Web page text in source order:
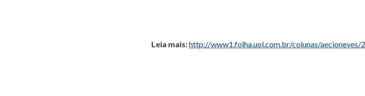
Leia mais:http://www1.folha.uol.com.br/colunas/